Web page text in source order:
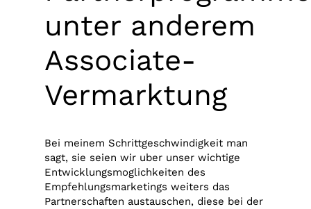
unter anderem
Associate-
Vermarktung
Bei meinem Schrittgeschwindigkeit man
sagt, sie seien wir uber unser wichtige
Entwicklungsmoglichkeiten des
Empfehlungsmarketings weiters das
Partnerschaften austauschen, diese bei der